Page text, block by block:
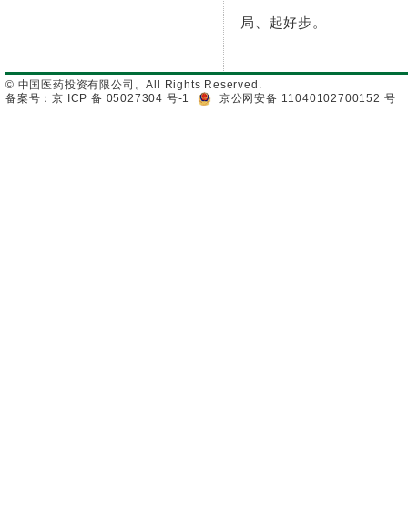
局、起好步。
© 中国医药投资有限公司。All Rights Reserved.
备案号：京 ICP 备 05027304 号-1
京公网安备 11040102700152 号